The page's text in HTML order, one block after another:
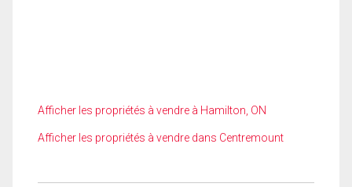
Afficher les propriétés à vendre à Hamilton, ON
Afficher les propriétés à vendre dans Centremount